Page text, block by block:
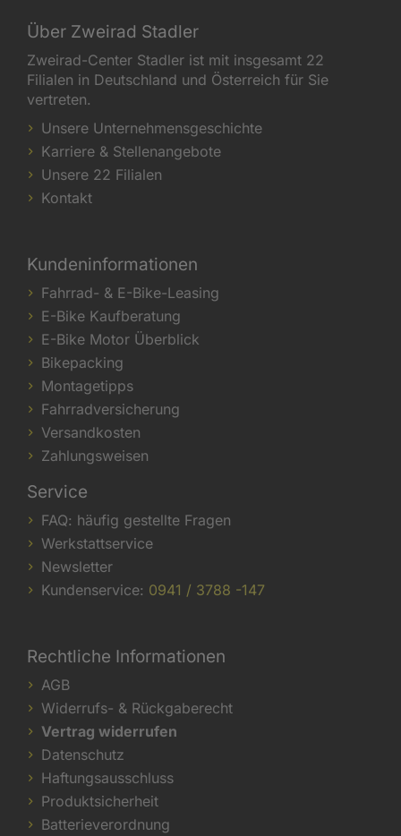
Über Zweirad Stadler
Zweirad-Center Stadler ist mit insgesamt 22
Filialen in Deutschland und Österreich für Sie
vertreten.
Unsere Unternehmensgeschichte
Karriere & Stellenangebote
Unsere 22 Filialen
Kontakt
Kundeninformationen
Fahrrad- & E-Bike-Leasing
E-Bike Kaufberatung
E-Bike Motor Überblick
Bikepacking
Montagetipps
Fahrradversicherung
Versandkosten
Zahlungsweisen
Service
FAQ: häufig gestellte Fragen
Werkstattservice
Newsletter
Kundenservice: 0941 / 3788 -147
Rechtliche Informationen
AGB
Widerrufs- & Rückgaberecht
Vertrag widerrufen
Datenschutz
Haftungsausschluss
Produktsicherheit
Batterieverordnung